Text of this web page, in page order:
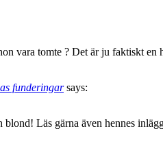
vara tomte ? Det är ju faktiskt en
funderingar says:
Läs gärna även hennes